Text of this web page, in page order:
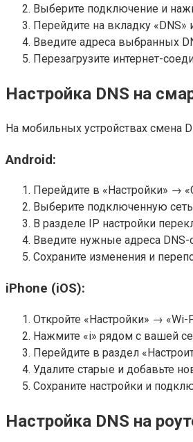
Выберите подключение и
Перейдите на вкладку
Введите адреса выбранных
Перезагрузите интернет-
Настройка DNS на
На мобильных устройствах смена
Android:
Перейдите в «Настройки» →
Выберите подключенную
В разделе IP настройки
Введите нужные адреса DNS-
Сохраните изменения и
iPhone (iOS):
Откройте «Настройки» → «Wi-
Нажмите «i» рядом с вашей
Перейдите в раздел
Удалите старые и добавьте
Сохраните настройки и
Настройка DNS на